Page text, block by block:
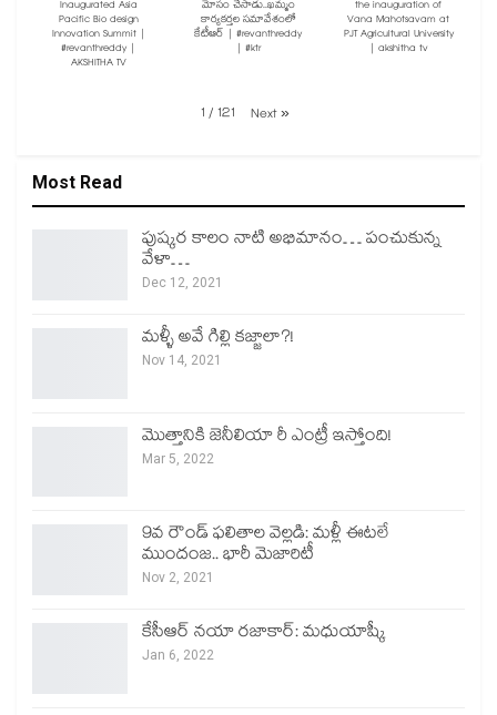
Inaugurated Asia
Pacific Bio design
Innovation Summit |
#revanthreddy |
AKSHITHA TV
మోసం చేసాడు..ఖమ్మం
కార్యకర్తల సమావేశంలో
కేటీఆర్ | #revanthreddy
| #ktr
the inauguration of
Vana Mahotsavam at
PJT Agricultural University
| akshitha tv
1 /121 Next»
Most Read
పుష్కర కాలం నాటి అభిమానం… పంచుకున్న
వేళా…
Dec 12, 2021
మళ్ళీ అవే గిల్లి కజ్జాలా?!
Nov 14, 2021
మొత్తానికి జెనీలియా రీ ఎంట్రీ ఇస్తోంది!
Mar 5, 2022
9వ రౌండ్ ఫలితాల వెల్లడి: మళ్లీ ఈటలే
ముందంజ.. భారీ మెజారిటీ
Nov 2, 2021
కేసీఆర్ నయా రజాకార్: మధుయాష్కీ
Jan 6, 2022